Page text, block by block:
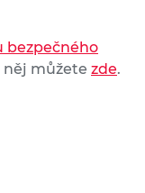
bezpečného
něj můžete zde.